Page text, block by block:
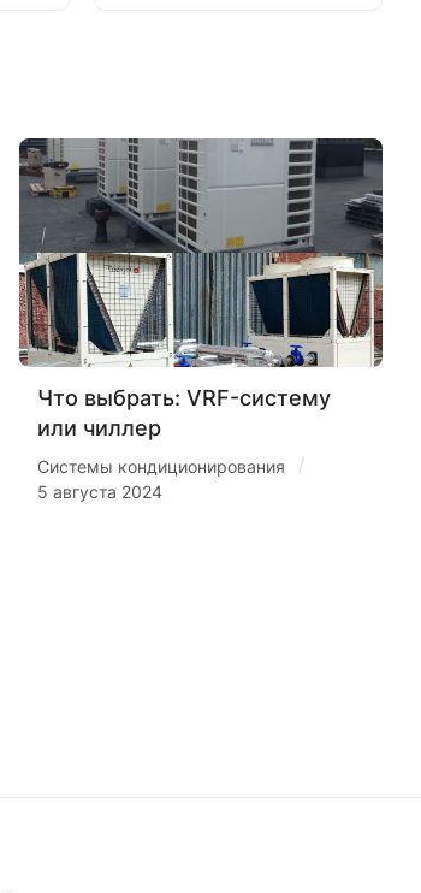
Что выбрать: VRF-систему
или чиллер
Системы кондиционирования /
5 августа 2024